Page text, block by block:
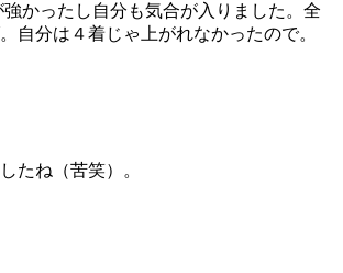
かったし自分も気合が入りました。全
自分は４着じゃ上がれなかったので。
たね（苦笑）。